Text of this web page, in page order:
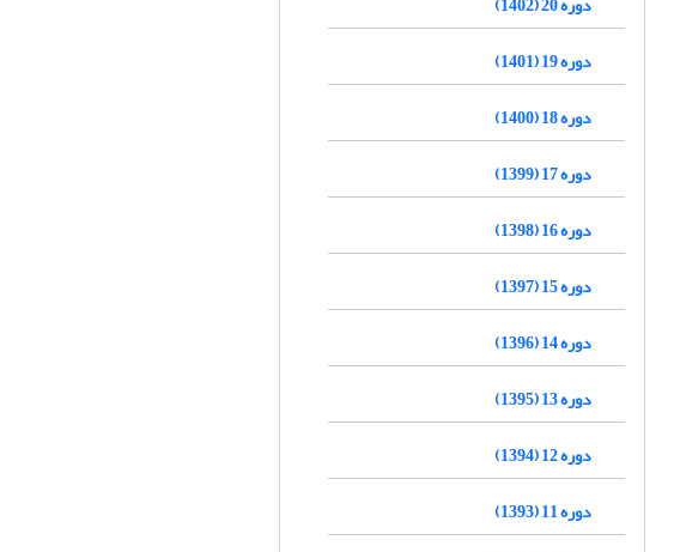
دوره 19 (1401)
دوره 18 (1400)
دوره 17 (1399)
دوره 16 (1398)
دوره 15 (1397)
دوره 14 (1396)
دوره 13 (1395)
دوره 12 (1394)
دوره 11 (1393)